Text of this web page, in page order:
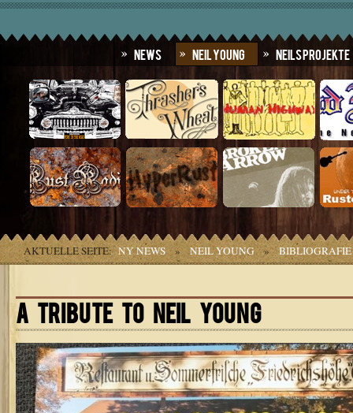
News Neil Young Neils Projekte
AKTUELLE SEITE: NY NEWS » NEIL YOUNG » BIBLIOGRAFIE
A TRIBUTE TO NEIL YOUNG